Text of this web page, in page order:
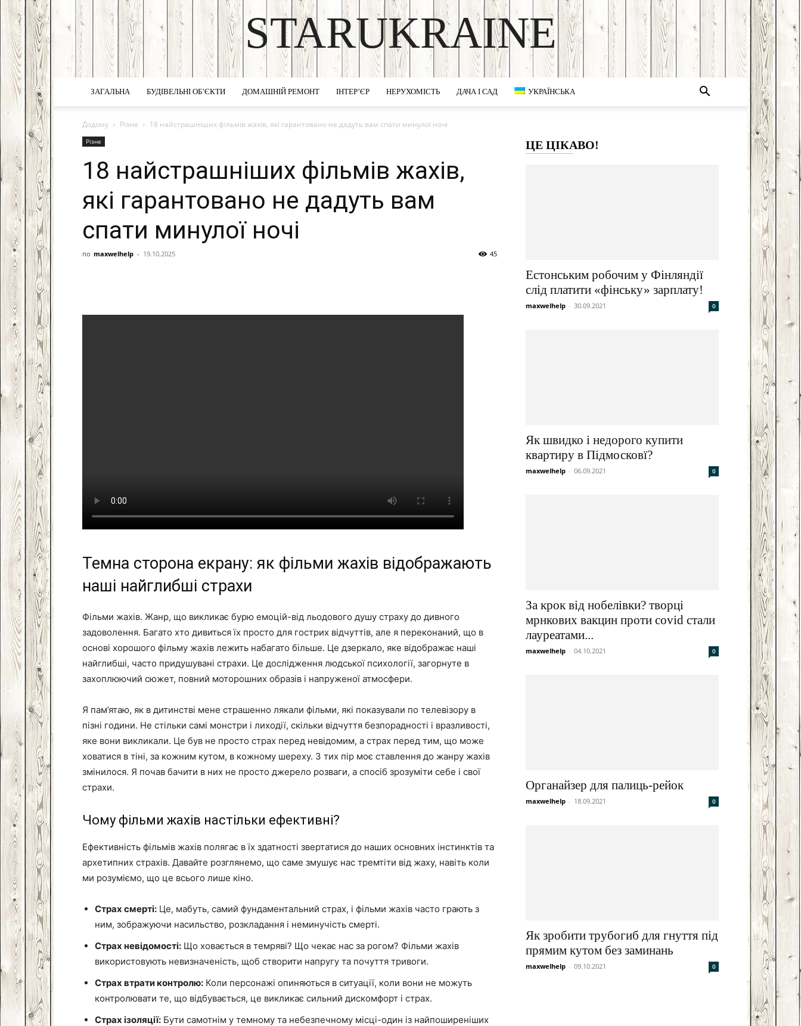
STARUKRAINE
DISCOVER THE ART OF PUBLISHING
ЗАГАЛЬНА БУДІВЕЛЬНІ ОБ’ЄКТИ ДОМАШНІЙ РЕМОНТ ІНТЕР’ЄР НЕРУХОМІСТЬ ДАЧА І САД УКРАЇНСЬКА
Додому Різне 18 найстрашніших фільмів жахів, які гарантовано не дадуть вам спати минулої ночі
Різне
18 найстрашніших фільмів жахів,
які гарантовано не дадуть вам
спати минулої ночі
по maxwelhelp - 19.10.2025 45
Email Print
Темна сторона екрану: як фільми жахів відображають
наші найглибші страхи
Фільми жахів. Жанр, що викликає бурю емоцій-від льодового душу страху до дивного
задоволення. Багато хто дивиться їх просто для гострих відчуттів, але я переконаний, що в
основі хорошого фільму жахів лежить набагато більше. Це дзеркало, яке відображає наші
найглибші, часто придушувані страхи. Це дослідження людської психології, загорнуте в
захоплюючий сюжет, повний моторошних образів і напруженої атмосфери.
Я пам’ятаю, як в дитинстві мене страшенно лякали фільми, які показували по телевізору в
пізні години. Не стільки самі монстри і лиходії, скільки відчуття безпорадності і вразливості,
яке вони викликали. Це був не просто страх перед невідомим, а страх перед тим, що може
ховатися в тіні, за кожним кутом, в кожному шереху. З тих пір моє ставлення до жанру жахів
змінилося. Я почав бачити в них не просто джерело розваги, а спосіб зрозуміти себе і свої
страхи.
Чому фільми жахів настільки ефективні?
Ефективність фільмів жахів полягає в їх здатності звертатися до наших основних інстинктів та
архетипних страхів. Давайте розглянемо, що саме змушує нас тремтіти від жаху, навіть коли
ми розуміємо, що це всього лише кіно.
Страх смерті: Це, мабуть, самий фундаментальний страх, і фільми жахів часто грають з
ним, зображуючи насильство, розкладання і неминучість смерті.
Страх невідомості: Що ховається в темряві? Що чекає нас за рогом? Фільми жахів
використовують невизначеність, щоб створити напругу та почуття тривоги.
Страх втрати контролю: Коли персонажі опиняються в ситуації, коли вони не можуть
контролювати те, що відбувається, це викликає сильний дискомфорт і страх.
Страх ізоляції: Бути самотнім у темному та небезпечному місці-один із найпоширеніших
ЦЕ ЦІКАВО!
Естонським робочим у Фінляндії
слід платити «фінську» зарплату!
maxwelhelp - 30.09.2021 0
Як швидко і недорого купити
квартиру в Підмосковї?
maxwelhelp - 06.09.2021 0
За крок від нобелівки? творці
мрнкових вакцин проти covid стали
лауреатами...
maxwelhelp - 04.10.2021 0
Органайзер для палиць-рейок
maxwelhelp - 18.09.2021 0
Як зробити трубогиб для гнуття під
прямим кутом без заминань
maxwelhelp - 09.10.2021 0